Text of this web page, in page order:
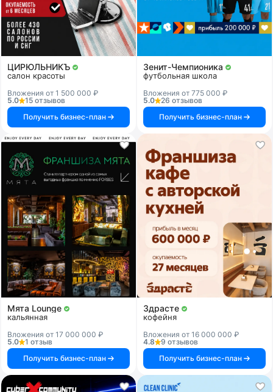
ЦИРЮЛЬНИКЪ
салон красоты
Вложения от 1 500 000 ₽
5.0
15 отзывов
Получить бизнес-план
Зенит-Чемпионика
футбольная школа
Вложения от 775 000 ₽
5.0
26 отзывов
Получить бизнес-план
Мята Lounge
кальянная
Вложения от 17 000 000 ₽
5.0
1 отзыв
Получить бизнес-план
Здрасте
кофейня
Вложения от 16 000 000 ₽
4.8
9 отзывов
Получить бизнес-план